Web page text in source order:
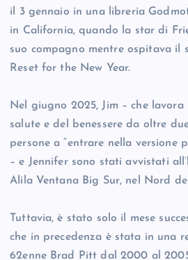
il 3 gennaio in una libreria
in California, quando la star di
suo compagno mentre ospitava il
Reset for the New Year.
Nel giugno 2025, Jim – che
salute e del benessere da oltre
persone a “entrare nella versione
– e Jennifer sono stati avvistati
Alila Ventana Big Sur, nel Nord
Tuttavia, è stato solo il mese
che in precedenza è stata in una
62enne Brad Pitt dal 2000 al